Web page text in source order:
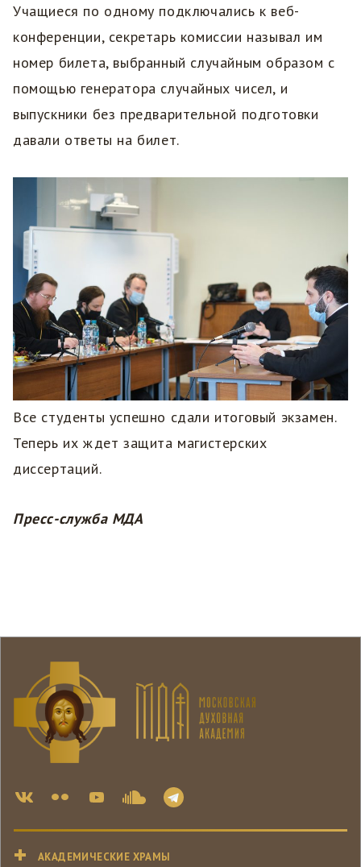
Учащиеся по одному подключались к веб-
конференции, секретарь комиссии называл им
номер билета, выбранный случайным образом с
помощью генератора случайных чисел, и
выпускники без предварительной подготовки
давали ответы на билет.
Все студенты успешно сдали итоговый экзамен.
Теперь их ждет защита магистерских
диссертаций.
Пресс-служба МДА
АКАДЕМИЧЕСКИЕ ХРАМЫ